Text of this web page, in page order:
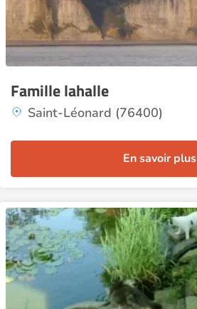
Famille lahalle
Saint-Léonard (76400)
En savoir plus